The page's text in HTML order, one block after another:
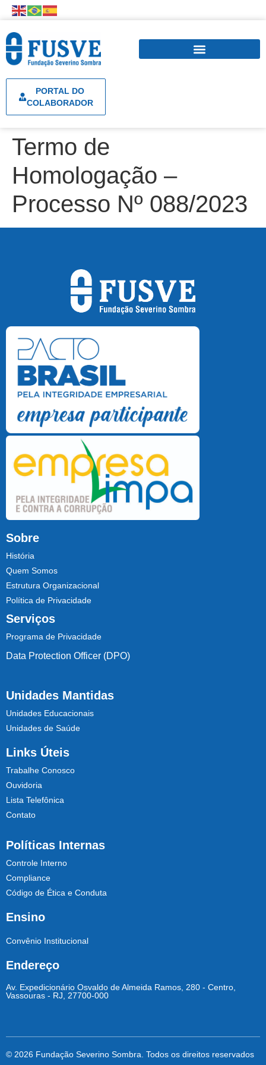
PORTAL DO
COLABORADOR
Termo de
Homologação –
Processo Nº 088/2023
Sobre
História
Quem Somos
Estrutura Organizacional
Política de Privacidade
Serviços
Programa de Privacidade
Data Protection Officer (DPO)
Unidades Mantidas
Unidades Educacionais
Unidades de Saúde
Links Úteis
Trabalhe Conosco
Ouvidoria
Lista Telefônica
Contato
Políticas Internas
Controle Interno
Compliance
Código de Ética e Conduta
Ensino
Convênio Institucional
Endereço
Av. Expedicionário Osvaldo de Almeida Ramos, 280 - Centro,
Vassouras - RJ, 27700-000
© 2026 Fundação Severino Sombra. Todos os direitos reservados